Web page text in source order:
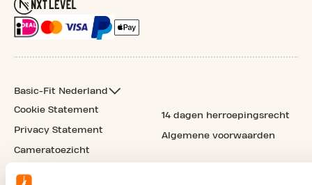
Basic-Fit Nederland
Cookie Statement
Privacy Statement
Cameratoezicht
14 dagen herroepingsrecht
Algemene voorwaarden